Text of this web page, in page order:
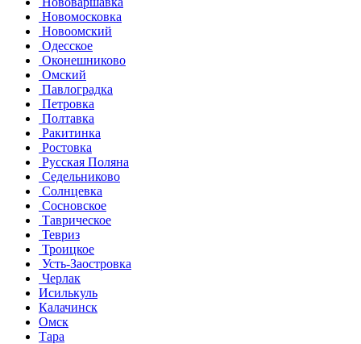
Новомосковка
Новоомский
Одесское
Оконешниково
Омский
Павлоградка
Петровка
Полтавка
Ракитинка
Ростовка
Русская Поляна
Седельниково
Солнцевка
Сосновское
Таврическое
Тевриз
Троицкое
Усть-Заостровка
Черлак
Исилькуль
Калачинск
Омск
Тара